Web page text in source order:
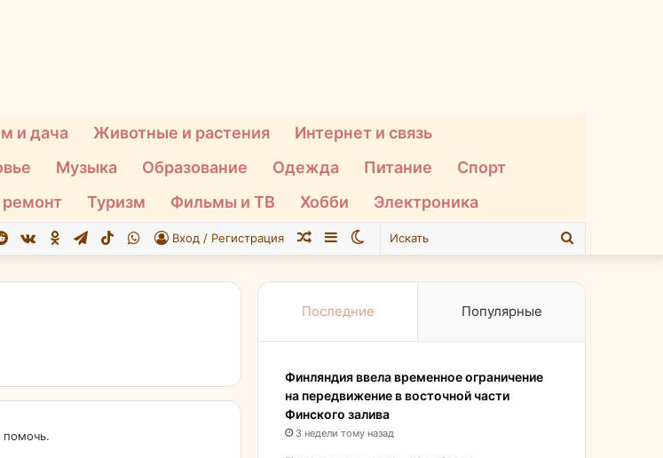
и дача Животные и растения
Интернет и связь
Музыка Образование Одежда Питание
Спорт
ремонт Туризм Фильмы и ТВ Хобби Электроника
Искать
Switch
Sidebar
Случайная
Вход / Регистрация
WhatsApp
TikTok
Telegram
Одноклассники
vk.com
Reddit
Последние Популярные
Финляндия ввела временное ограничение
на передвижение в восточной части
Финского залива
3 недели тому назад